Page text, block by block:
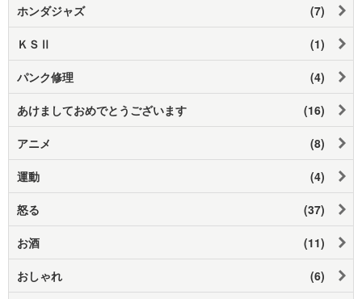
ホンダジャズ (7)
ＫＳⅡ (1)
パンク修理 (4)
あけましておめでとうございます (16)
アニメ (8)
運動 (4)
怒る (37)
お酒 (11)
おしゃれ (6)